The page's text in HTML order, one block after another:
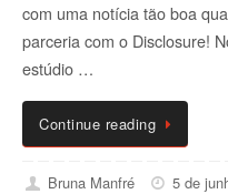
com uma notícia tão boa
parceria com o Disclosure!
estúdio …
Continue reading
Bruna Manfré 5 de